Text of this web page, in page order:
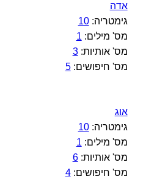
אדה
גימטריה:10
מס' מילים: 1
מס' אותיות:3
מס' חיפושים:5
אוג
גימטריה:10
מס' מילים: 1
מס' אותיות:6
מס' חיפושים:4